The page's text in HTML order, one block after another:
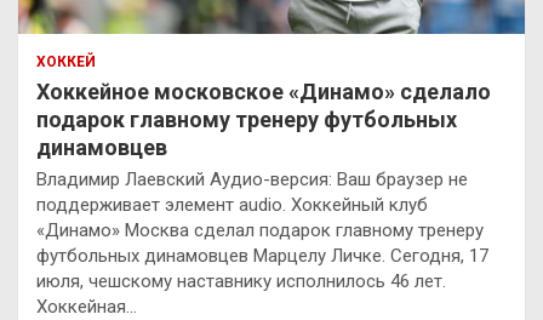
ХОККЕЙ
Хоккейное московское «Динамо» сделало
подарок главному тренеру футбольных
динамовцев
Владимир Лаевский Аудио-версия: Ваш браузер не
поддерживает элемент audio. Хоккейный клуб
«Динамо» Москва сделал подарок главному тренеру
футбольных динамовцев Марцелу Личке. Сегодня, 17
июля, чешскому наставнику исполнилось 46 лет.
Хоккейная…